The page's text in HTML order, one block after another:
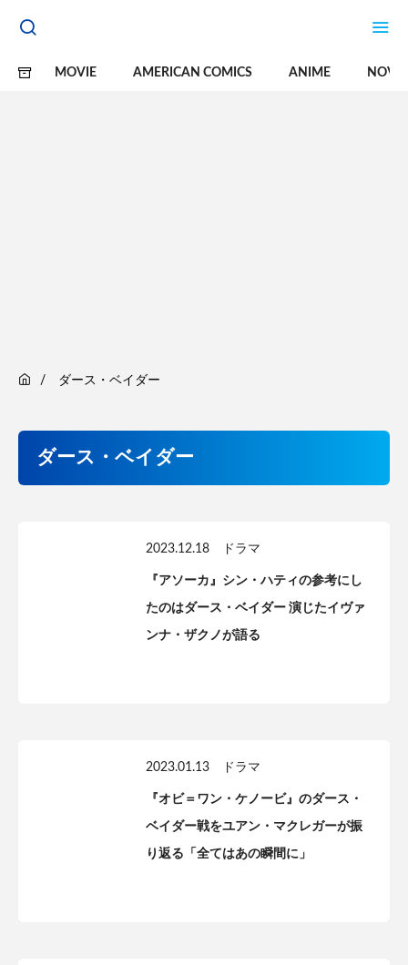
MOVIE AMERICAN COMICS ANIME
ダース・ベイダー
ダース・ベイダー
2023.12.18 ドラマ
『アソーカ』シン・ハティの参考にし
たのはダース・ベイダー 演じたイヴァ
ンナ・ザクノが語る
2023.01.13 ドラマ
『オビ＝ワン・ケノービ』のダース・
ベイダー戦をユアン・マクレガーが振
り返る「全てはあの瞬間に」